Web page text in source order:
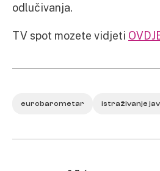
odlučivanja.
TV spot mozete vidjeti
eurobarometar istraživanje